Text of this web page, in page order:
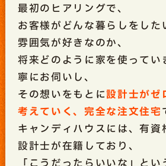
最初のヒアリングで、
お客様がどんな暮らしをした
雰囲気が好きなのか、
将来どのように家を使ってい
寧にお伺いし、
その想いをもとに設計士がゼ
考えていく、完全な注文住宅
キャンディハウスには、有資
設計士が在籍しており、